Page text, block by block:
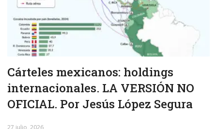
Cárteles mexicanos: holdings
internacionales. LA VERSIÓN NO
OFICIAL. Por Jesús López Segura